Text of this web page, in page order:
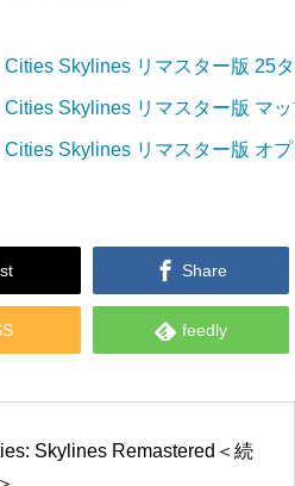
Cities Skylines リマスター版 25
Cities Skylines リマスター版 マ
Cities Skylines リマスター版 オ
 Share
 feedly
Skylines Remastered＜続